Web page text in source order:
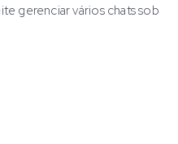
gerenciar vários chats sob